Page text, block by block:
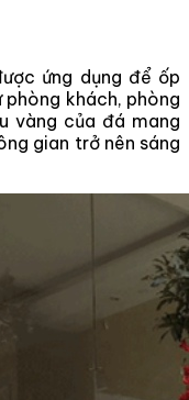
ứng dụng để ốp
khách, phòng
vàng của đá mang
gian trở nên sáng